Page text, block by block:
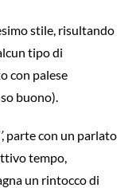
stile, risultando
tipo di
con palese
buono).
, parte con un parlato
tempo,
un rintocco di